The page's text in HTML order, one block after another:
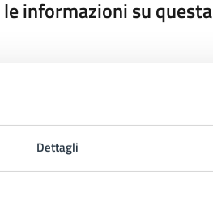
Dettagli
informazioni su questa